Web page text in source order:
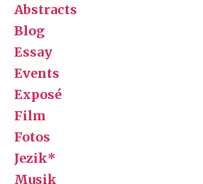
Abstracts
Blog
Essay
Events
Exposé
Film
Fotos
Jezik*
Musik